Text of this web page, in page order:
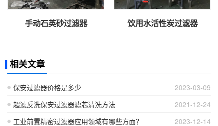
手动石英砂过滤器 饮用水活性炭过滤器
相关文章
2023-03-09
保安过滤器价格是多少
2021-12-24
超滤反洗保安过滤器滤芯清洗方法
2023-12-14
工业前置精密过滤器应用领域有哪些方面？